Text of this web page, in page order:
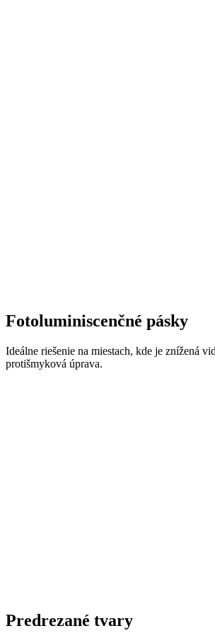
Fotoluminiscenčné pásky
Ideálne riešenie na miestach, kde je znížená
protišmyková úprava.
Predrezané tvary